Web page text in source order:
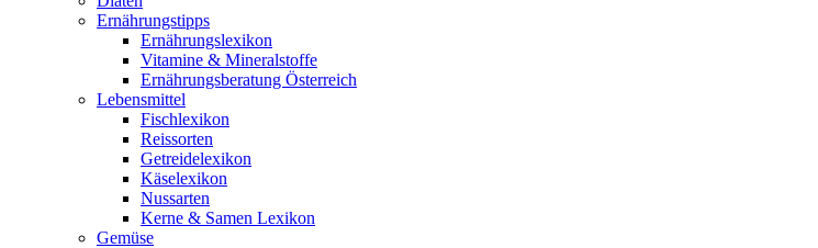
Ernährungstipps
Ernährungslexikon
Vitamine & Mineralstoffe
Ernährungsberatung Österreich
Lebensmittel
Fischlexikon
Reissorten
Getreidelexikon
Käselexikon
Nussarten
Kerne & Samen Lexikon
Gemüse